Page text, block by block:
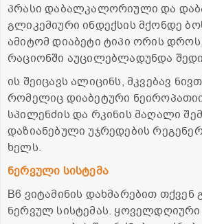
პრასი დაბალკალორიული და
გლიკემიური ინდექსის მქონდე
ამიტომ დიაბეტი ტიპი ორის დროს,
რაციონში აუცილებლადუნდა
ის შეიცავს ალიცინს, მკვებავ
რომელიც დიაბეტური
სპილენძის და რკინის მაღალი
დაზიანებული უჯრედების
ხელს.
ნერვული სისტემა
B6 ვიტამინის დახმარებით თქვენ
ნერვულ სისტემას. ყოველდღიური